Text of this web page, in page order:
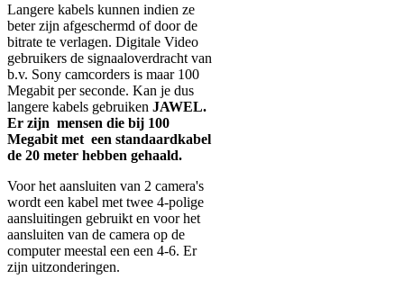
Langere kabels kunnen indien ze
beter zijn afgeschermd of door de
bitrate te verlagen. Digitale Video
gebruikers de signaaloverdracht van
b.v. Sony camcorders is maar 100
Megabit per seconde. Kan je dus
langere kabels gebruiken JAWEL.
Er zijn mensen die bij 100
Megabit met een standaardkabel
de 20 meter hebben gehaald.
Voor het aansluiten van 2 camera's
wordt een kabel met twee 4-polige
aansluitingen gebruikt en voor het
aansluiten van de camera op de
computer meestal een een 4-6. Er
zijn uitzonderingen.